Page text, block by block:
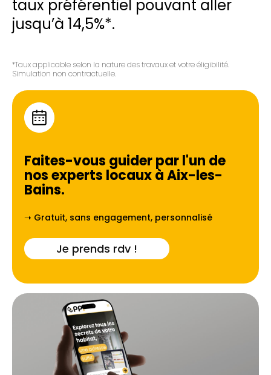
taux préférentiel pouvant aller
jusqu’à 14,5%*.
*Taux applicable selon la nature des travaux et votre éligibilité.
Simulation non contractuelle.
Faites-vous guider par l'un de
nos experts locaux àAix-les-
Bains.
➝ Gratuit, sans engagement, personnalisé
Je prends rdv !